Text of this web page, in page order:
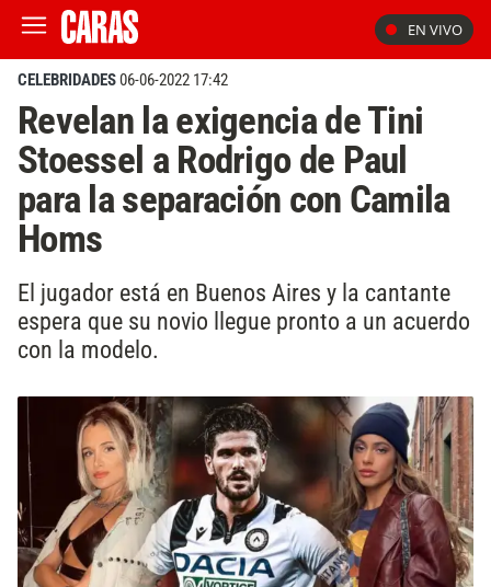
EN VIVO
CELEBRIDADES06-06-2022 17:42
Revelan la exigencia de Tini
Stoessel a Rodrigo de Paul
para la separación con Camila
Homs
El jugador está en Buenos Aires y la cantante
espera que su novio llegue pronto a un acuerdo
con la modelo.